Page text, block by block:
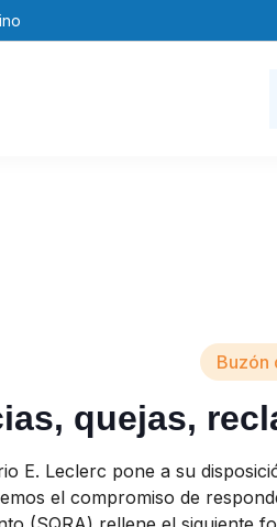
Buzón
quejas,
E. Leclerc pone a su
el compromiso de